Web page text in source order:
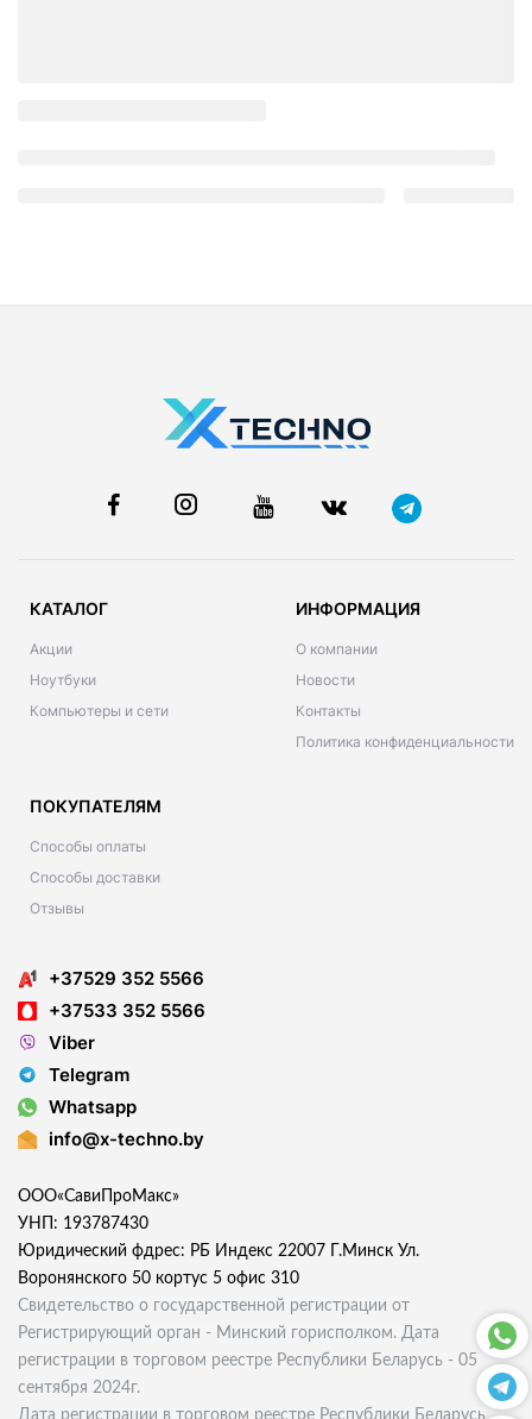
КАТАЛОГ
Акции
Ноутбуки
Компьютеры и сети
ИНФОРМАЦИЯ
О компании
Новости
Контакты
Политика конфиденциальности
ПОКУПАТЕЛЯМ
Способы оплаты
Способы доставки
Отзывы
+37529 352 5566
+37533 352 5566
Viber
Telegram
Whatsapp
info@x-techno.by
ООО«СавиПроМакс»
УНП: 193787430
Юридический фдрес: РБ Индекс 22007 Г.Минск Ул.
Воронянского 50 кортус 5 офис 310
Свидетельство о государственной регистрации от
Регистрирующий орган - Минский горисполком. Дата
регистрации в торговом реестре Республики Беларусь - 05
сентября 2024г.